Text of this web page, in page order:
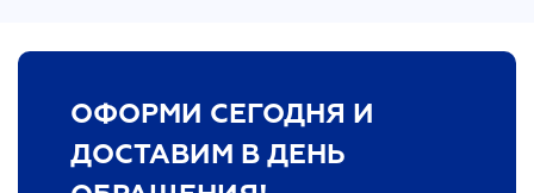
ОФОРМИ СЕГОДНЯ И
ДОСТАВИМ В ДЕНЬ